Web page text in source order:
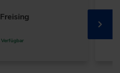
Freising
Verfügbar